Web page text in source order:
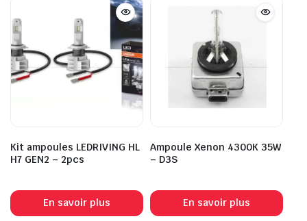
Kit ampoules LEDRIVING HL
H7 GEN2 – 2pcs
En savoir plus
Ampoule Xenon 4300K 35W
– D3S
En savoir plus